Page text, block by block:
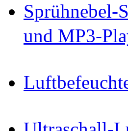
und MP3-